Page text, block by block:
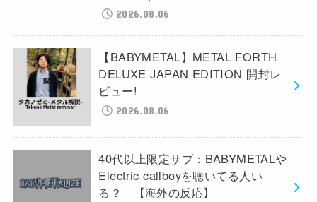
2026.08.06
【BABYMETAL】METAL FORTH
DELUXE JAPAN EDITION 開封レ
ビュー!
2026.08.06
40代以上限定サブ：BABYMETALや
Electric callboyを聴いてる人い
る？ 【海外の反応】